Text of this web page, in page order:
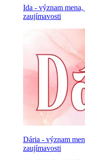
Ida - význam
zaujímavosti
Dária - význam
zaujímavosti